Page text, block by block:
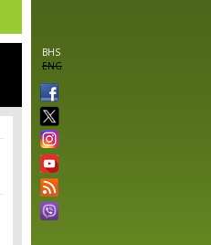
BHS
ENG